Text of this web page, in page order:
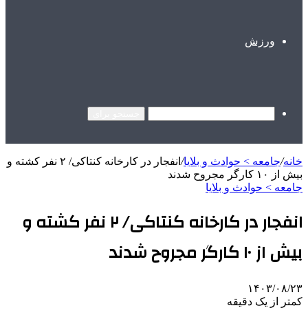
ورزش
خانه/جامعه > حوادث و بلایا/
انفجار در کارخانه کنتاکی/ ۲ نفر کشته و
بیش از ۱۰ کارگر مجروح شدند
جامعه > حوادث و بلایا
انفجار در کارخانه کنتاکی/ ۲ نفر کشته و
بیش از ۱۰ کارگر مجروح شدند
۱۴۰۳/۰۸/۲۳
کمتر از یک دقیقه